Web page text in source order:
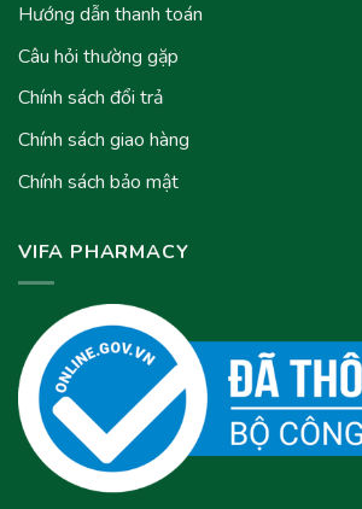
Hướng dẫn thanh toán
Câu hỏi thường gặp
Chính sách đổi trả
Chính sách giao hàng
Chính sách bảo mật
VIFA PHARMACY